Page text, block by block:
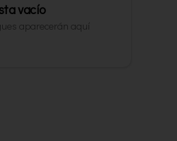
vacío
aparecerán aquí